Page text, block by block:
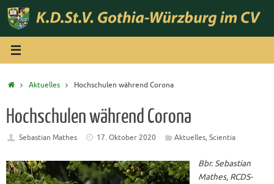
Zum
Inhalt
springen
StartAktuelles Hochschulen während Corona
Hochschulen während Corona
Sebastian Mathes 17. Oktober 2020 Aktuelles, Scientia
Bbr. Sebastian
Mathes, RCDS-